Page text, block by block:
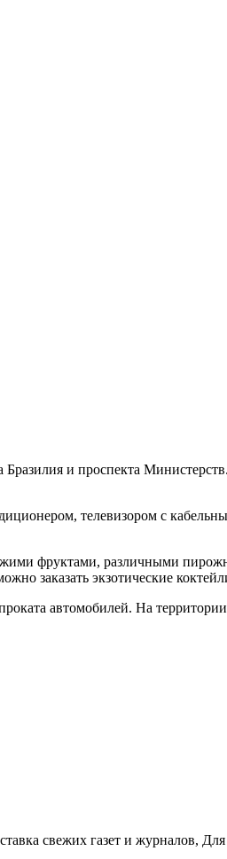
и проспекта
телевизором с
фруктами, различными
заказать экзотические
автомобилей. На территории
свежих газет и журналов,